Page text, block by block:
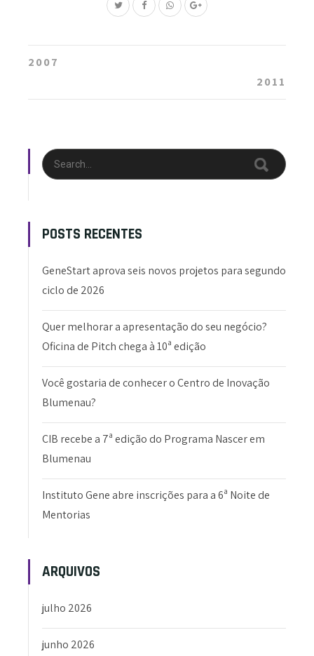
Post
2007
2011
POSTS RECENTES
GeneStart aprova seis novos projetos para segundo
ciclo de 2026
Quer melhorar a apresentação do seu negócio?
Oficina de Pitch chega à 10ª edição
Você gostaria de conhecer o Centro de Inovação
Blumenau?
CIB recebe a 7ª edição do Programa Nascer em
Blumenau
Instituto Gene abre inscrições para a 6ª Noite de
Mentorias
ARQUIVOS
julho 2026
junho 2026